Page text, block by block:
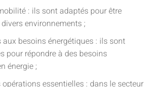
: ils sont adaptés pour être
environnements ;
besoins énergétiques : ils sont
pour répondre à des besoins
énergie ;
essentielles : dans le secteur